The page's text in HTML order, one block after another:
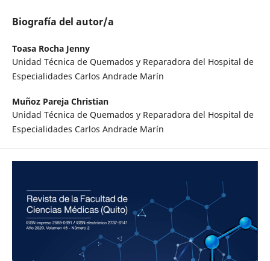
Biografía del autor/a
Toasa Rocha Jenny
Unidad Técnica de Quemados y Reparadora del Hospital de
Especialidades Carlos Andrade Marín
Muñoz Pareja Christian
Unidad Técnica de Quemados y Reparadora del Hospital de
Especialidades Carlos Andrade Marín